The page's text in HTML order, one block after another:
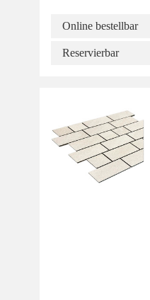
Online bestellbar
Reservierbar